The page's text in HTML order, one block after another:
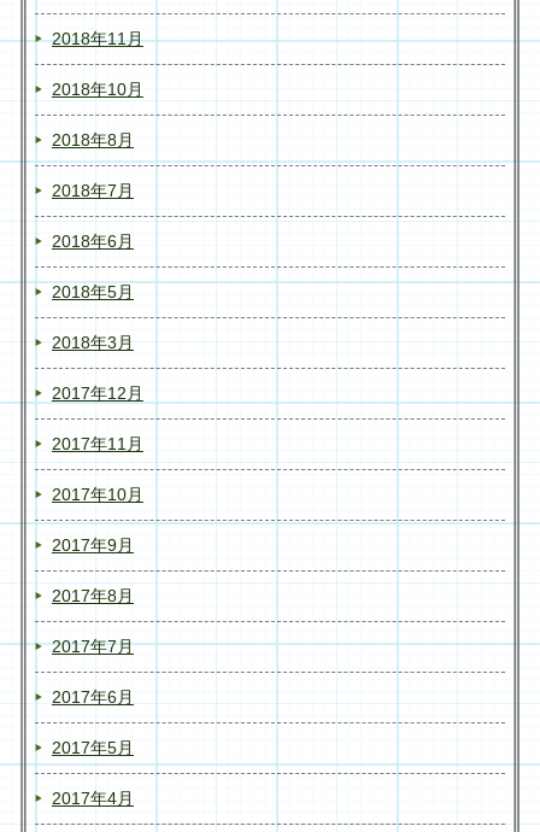
2018年11月
2018年10月
2018年8月
2018年7月
2018年6月
2018年5月
2018年3月
2017年12月
2017年11月
2017年10月
2017年9月
2017年8月
2017年7月
2017年6月
2017年5月
2017年4月